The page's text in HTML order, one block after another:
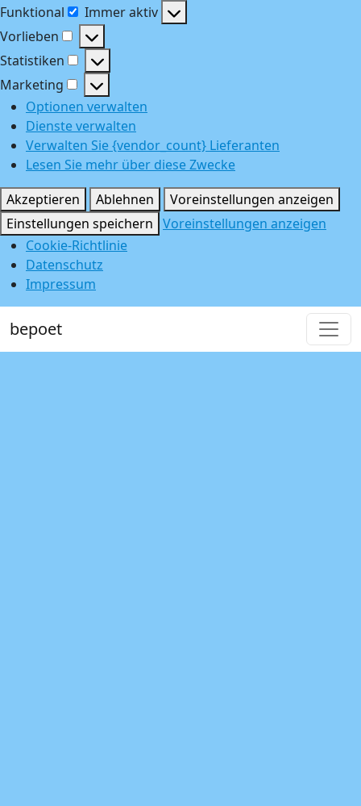
Funktional
Funktional
Immer aktiv
Vorlieben
Vorlieben
Statistiken
Statistiken
Marketing
Marketing
Optionen verwalten
Dienste verwalten
Verwalten Sie {vendor_count} Lieferanten
Lesen Sie mehr über diese Zwecke
Akzeptieren
Ablehnen
Voreinstellungen anzeigen
Einstellungen speichern Voreinstellungen anzeigen
Cookie-Richtlinie
Datenschutz
Impressum
bepoet